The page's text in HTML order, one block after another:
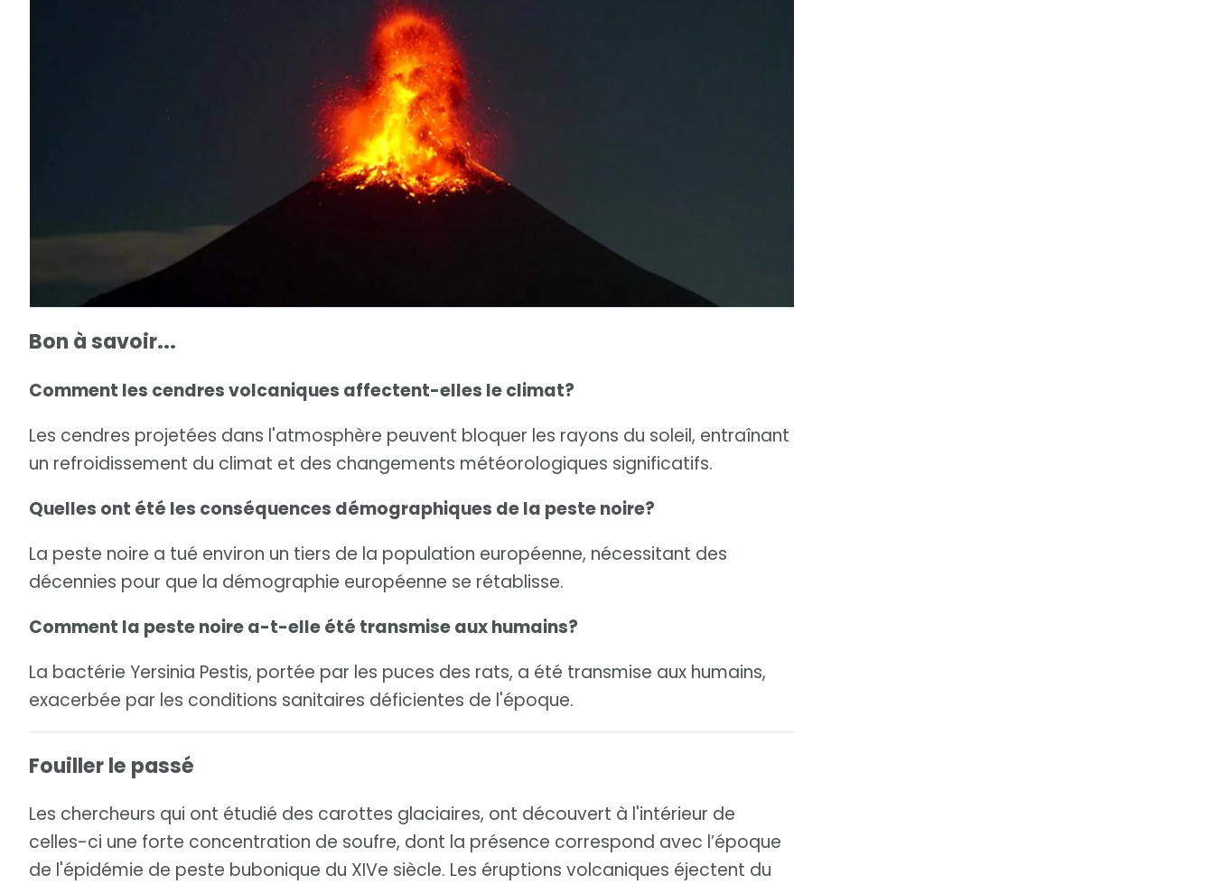
Bon à savoir...
Comment les cendres volcaniques affectent-elles le climat?
Les cendres projetées dans l'atmosphère peuvent bloquer les rayons du soleil, entraînant
un refroidissement du climat et des changements météorologiques significatifs.
Quelles ont été les conséquences démographiques de la peste noire?
La peste noire a tué environ un tiers de la population européenne, nécessitant des
décennies pour que la démographie européenne se rétablisse.
Comment la peste noire a-t-elle été transmise aux humains?
La bactérie Yersinia Pestis, portée par les puces des rats, a été transmise aux humains,
exacerbée par les conditions sanitaires déficientes de l'époque.
Fouiller le passé
Les chercheurs qui ont étudié des carottes glaciaires, ont découvert à l'intérieur de
celles-ci une forte concentration de soufre, dont la présence correspond avec l’époque
de l'épidémie de peste bubonique du XIVe siècle. Les éruptions volcaniques éjectent du